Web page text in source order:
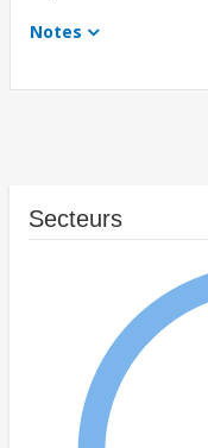
Notes
Secteurs